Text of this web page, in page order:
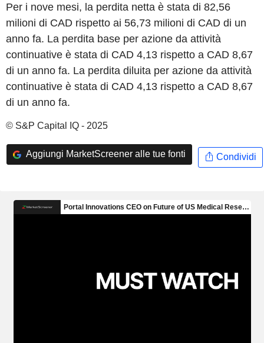
Per i nove mesi, la perdita netta è stata di 82,56
milioni di CAD rispetto ai 56,73 milioni di CAD di un
anno fa. La perdita base per azione da attività
continuative è stata di CAD 4,13 rispetto a CAD 8,67
di un anno fa. La perdita diluita per azione da attività
continuative è stata di CAD 4,13 rispetto a CAD 8,67
di un anno fa.
© S&P Capital IQ - 2025
Aggiungi MarketScreener alle tue fonti Condividi